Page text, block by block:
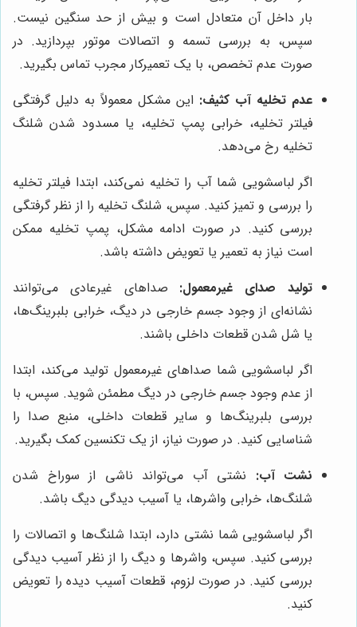
بار داخل آن متعادل است و بیش از حد سنگین نیست.
سپس، به بررسی تسمه و اتصالات موتور بپردازید. در
صورت عدم تخصص، با یک تعمیرکار مجرب تماس بگیرید.
عدم تخلیه آب کثیف: این مشکل معمولاً به دلیل گرفتگی
فیلتر تخلیه، خرابی پمپ تخلیه، یا مسدود شدن شلنگ
تخلیه رخ می‌دهد.
اگر لباسشویی شما آب را تخلیه نمی‌کند، ابتدا فیلتر تخلیه
را بررسی و تمیز کنید. سپس، شلنگ تخلیه را از نظر گرفتگی
بررسی کنید. در صورت ادامه مشکل، پمپ تخلیه ممکن
است نیاز به تعمیر یا تعویض داشته باشد.
تولید صدای غیرمعمول: صداهای غیرعادی می‌توانند
نشانه‌ای از وجود جسم خارجی در دیگ، خرابی بلبرینگ‌ها،
یا شل شدن قطعات داخلی باشند.
اگر لباسشویی شما صداهای غیرمعمول تولید می‌کند، ابتدا
از عدم وجود جسم خارجی در دیگ مطمئن شوید. سپس، با
بررسی بلبرینگ‌ها و سایر قطعات داخلی، منبع صدا را
شناسایی کنید. در صورت نیاز، از یک تکنسین کمک بگیرید.
نشت آب: نشتی آب می‌تواند ناشی از سوراخ شدن
شلنگ‌ها، خرابی واشرها، یا آسیب دیدگی دیگ باشد.
اگر لباسشویی شما نشتی دارد، ابتدا شلنگ‌ها و اتصالات را
بررسی کنید. سپس، واشرها و دیگ را از نظر آسیب دیدگی
بررسی کنید. در صورت لزوم، قطعات آسیب دیده را تعویض
کنید.